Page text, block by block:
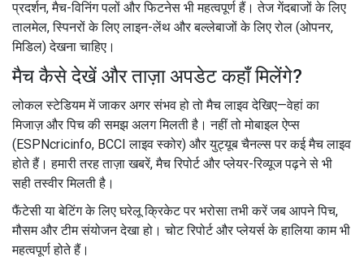
प्रदर्शन, मैच-विनिंग पलों और फिटनेस भी महत्वपूर्ण हैं। तेज गेंदबाजों के लिए
तालमेल, स्पिनरों के लिए लाइन-लेंथ और बल्लेबाजों के लिए रोल (ओपनर,
मिडिल) देखना चाहिए।
मैच कैसे देखें और ताज़ा अपडेट कहाँ मिलेंगे?
लोकल स्टेडियम में जाकर अगर संभव हो तो मैच लाइव देखिए—वेहां का
मिजाज़ और पिच की समझ अलग मिलती है। नहीं तो मोबाइल ऐप्स
(ESPNcricinfo, BCCI लाइव स्कोर) और युट्यूब चैनल्स पर कई मैच लाइव
होते हैं। हमारी तरह ताज़ा खबरें, मैच रिपोर्ट और प्लेयर-रिव्यूज पढ़ने से भी
सही तस्वीर मिलती है।
फैंटेसी या बेटिंग के लिए घरेलू क्रिकेट पर भरोसा तभी करें जब आपने पिच,
मौसम और टीम संयोजन देखा हो। चोट रिपोर्ट और प्लेयर्स के हालिया काम भी
महत्वपूर्ण होते हैं।